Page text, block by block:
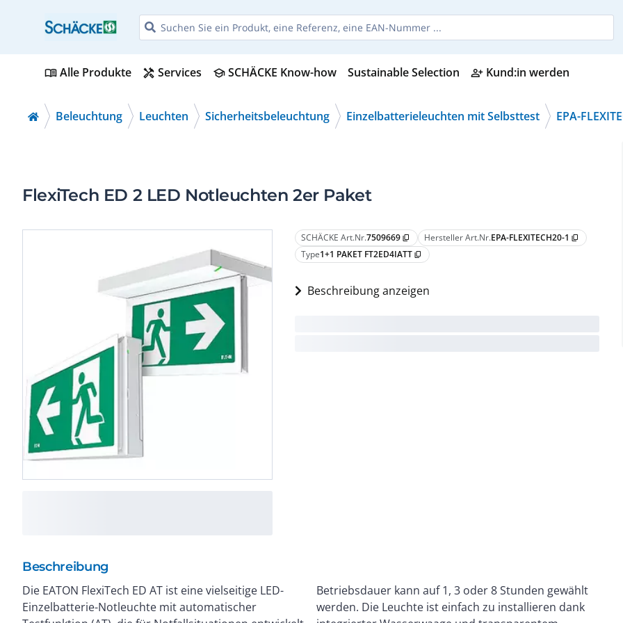
menu_bookAlle Produkte handyman Services schoolSCHÄCKE Know-how Sustainable Selection person_add_alt Kund:in werden
Beleuchtung Leuchten Sicherheitsbeleuchtung Einzelbatterieleuchten mit Selbsttest EPA-
FlexiTech ED 2 LED Notleuchten 2er Paket
SCHÄCKE Art.Nr.7509669 content_copy Hersteller Art.Nr.EPA-FLEXITECH20-1 content_copy
Type1+1 PAKET FT2ED4IATT content_copy
Beschreibung anzeigen
Beschreibung
Die EATON FlexiTech ED AT ist eine vielseitige LED-
Einzelbatterie-Notleuchte mit automatischer
Betriebsdauer kann auf 1, 3 oder 8 Stunden gewählt
werden. Die Leuchte ist einfach zu installieren dank